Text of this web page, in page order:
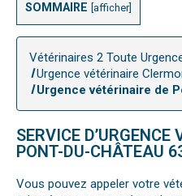
SOMMAIRE afficher
Vétérinaires 2 Toute
Urgence vétérinaire
Urgence vétérinaire de
SERVICE D’URGENCE
PONT-DU-CHÂTEAU
Vous pouvez appeler votre